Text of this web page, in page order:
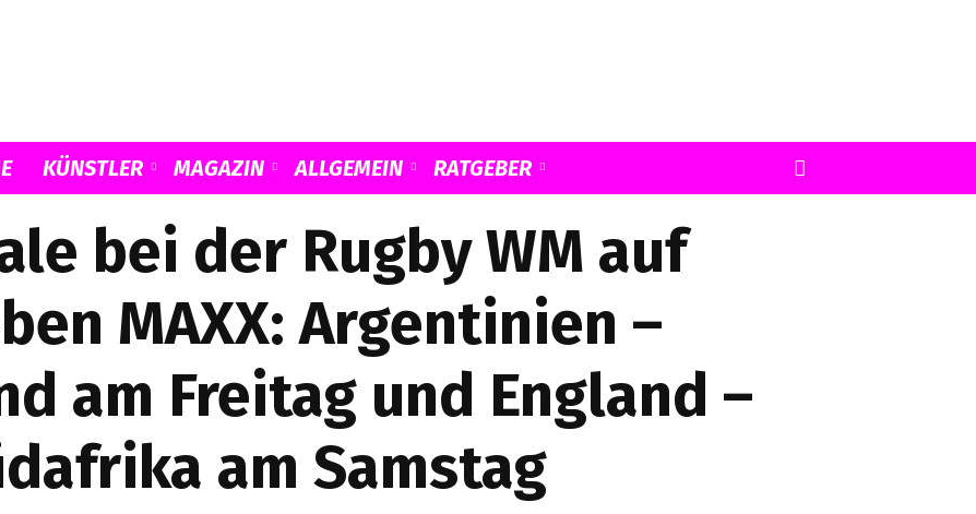
Musicload
KÜNSTLER MAGAZIN ALLGEMEIN RATGEBER
bei der Rugby WM auf
MAXX: Argentinien –
am Freitag und England –
am Samstag